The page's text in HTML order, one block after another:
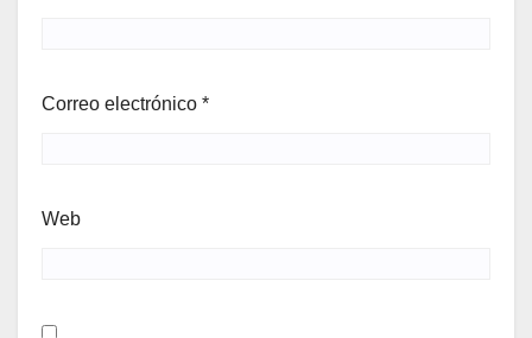
Correo electrónico *
Web